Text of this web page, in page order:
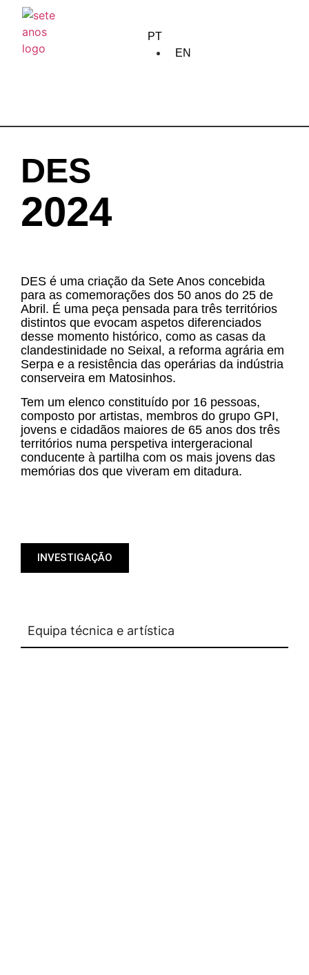
PT
EN
sobre nós
formação
calendário
apoios
imprensa
contacto
DES
2024
DES é uma criação da Sete Anos concebida
para as comemorações dos 50 anos do 25 de
Abril. É uma peça pensada para três territórios
distintos que evocam aspetos diferenciados
desse momento histórico, como as casas da
clandestinidade no Seixal, a reforma agrária em
Serpa e a resistência das operárias da indústria
conserveira em Matosinhos.
Tem um elenco constituído por 16 pessoas,
composto por artistas, membros do grupo GPI,
jovens e cidadãos maiores de 65 anos dos três
territórios numa perspetiva intergeracional
conducente à partilha com os mais jovens das
memórias dos que viveram em ditadura.
INVESTIGAÇÃO
Equipa técnica e artística